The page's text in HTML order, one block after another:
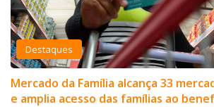
Destaques
Mercado da Família alcança 33
e amplia acesso das famílias ao